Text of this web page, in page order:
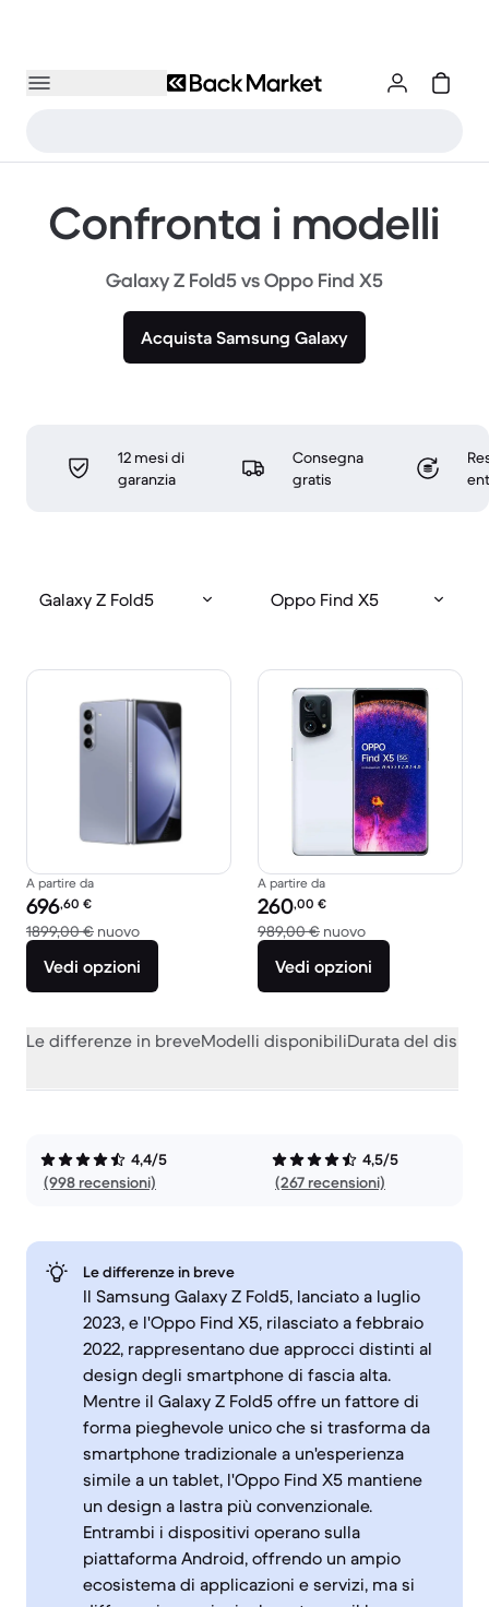
Confronta i modelli
Galaxy Z Fold5 vs Oppo Find X5
Acquista Samsung Galaxy
12 mesi di
garanzia
Consegna
gratis
Galaxy Z Fold5 Oppo Find X5
A partire da
Prezzo del ricondizionato:
696,60 €
1899,00 € nuovoRispetto a 1899,00 € del nuovo
Vedi opzioni
A partire da
Prezzo del ricondizionato:
260,00 €
989,00 € nuovoRispetto a
Vedi opzioni
Le differenze in breveModelli disponibiliDurata del
4,4/5
(998 recensioni)
4,5/5
(267 recensioni)
Le differenze in breve
Il Samsung Galaxy Z Fold5, lanciato a luglio
2023, e l'Oppo Find X5, rilasciato a febbraio
2022, rappresentano due approcci distinti al
design degli smartphone di fascia alta.
Mentre il Galaxy Z Fold5 offre un fattore di
forma pieghevole unico che si trasforma da
smartphone tradizionale a un'esperienza
simile a un tablet, l'Oppo Find X5 mantiene
un design a lastra più convenzionale.
Entrambi i dispositivi operano sulla
piattaforma Android, offrendo un ampio
ecosistema di applicazioni e servizi, ma si